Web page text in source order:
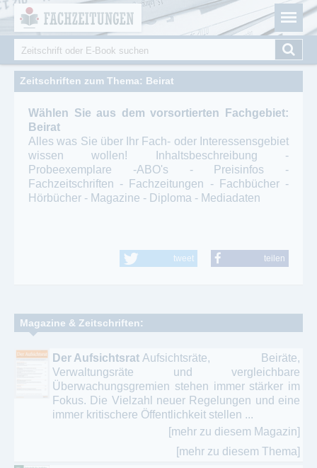
Fachzeitungen.de - Das unabhängige Portal für
Fachmagazine Fachpublikationen & eBooks
Suchformular
Suche
Zeitschriften zum Thema: Beirat
Wählen Sie aus dem vorsortierten Fachgebiet:
Beirat
Alles was Sie über Ihr Fach- oder Interessensgebiet
wissen wollen! Inhaltsbeschreibung -
Probeexemplare -ABO's - Preisinfos -
Fachzeitschriften - Fachzeitungen - Fachbücher -
Hörbücher - Magazine - Diploma - Mediadaten
tweet teilen
Magazine & Zeitschriften:
Der Aufsichtsrat Aufsichtsräte, Beiräte,
Verwaltungsräte und vergleichbare
Überwachungsgremien stehen immer stärker im
Fokus. Die Vielzahl neuer Regelungen und eine
immer kritischere Öffentlichkeit stellen ...
[mehr zu diesem Magazin]
[mehr zu diesem Thema]
Cookie-Einstellungen